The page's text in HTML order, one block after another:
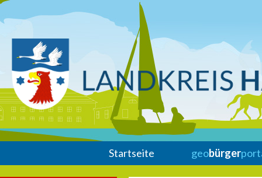
Startseite geobürger